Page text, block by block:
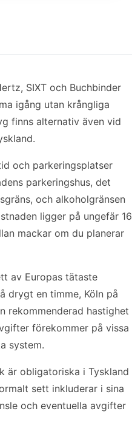
SIXT och Buchbinder
igång utan krångliga
finns alternativ även vid
och parkeringsplatser
parkeringshus, det
och alkoholgränsen
ligger på ungefär 16
mackar om du planerar
av Europas tätaste
drygt en timme, Köln på
rekommenderad hastighet
förekommer på vissa
system.
är obligatoriska i Tyskland
sett inkluderar i sina
och eventuella avgifter